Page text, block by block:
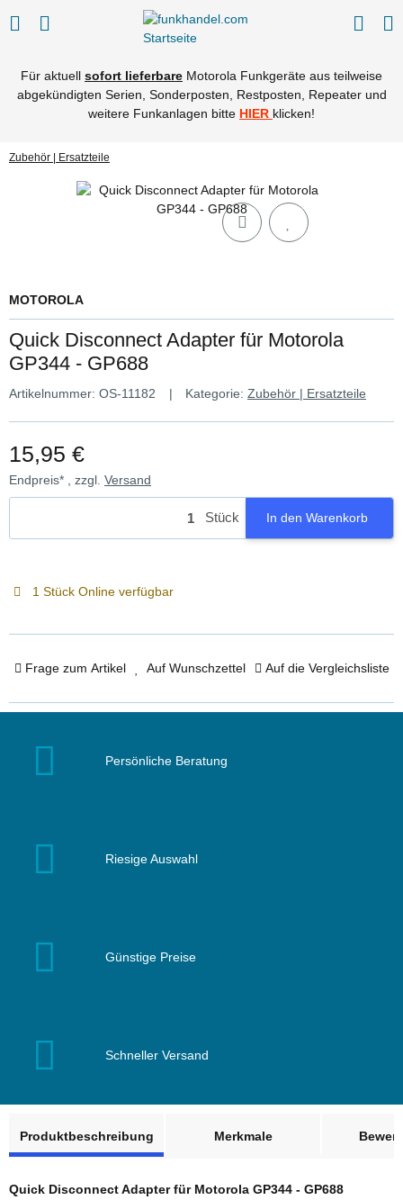
Für aktuell sofort lieferbare Motorola Funkgeräte aus teilweise
abgekündigten Serien, Sonderposten, Restposten, Repeater und
weitere Funkanlagen bitte HIER klicken!
Zubehör | Ersatzteile
MOTOROLA
Quick Disconnect Adapter für Motorola
GP344 - GP688
Artikelnummer: OS-11182 Kategorie: Zubehör | Ersatzteile
15,95 €
Endpreis* , zzgl. Versand
Stück In den Warenkorb
1 Stück Online verfügbar
Frage zum Artikel Auf Wunschzettel Auf die Vergleichsliste
Persönliche Beratung
Riesige Auswahl
Günstige Preise
Schneller Versand
Produktbeschreibung
Merkmale
Quick Disconnect Adapter für Motorola GP344 - GP688